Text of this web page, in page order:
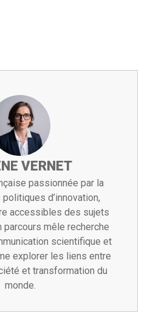
VERNET
passionnée par la
d’innovation,
accessibles des sujets
mêle recherche
scientifique et
explorer les liens entre
et transformation du
monde.